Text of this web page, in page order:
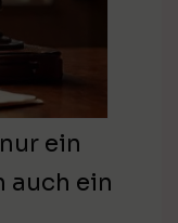
ein
auch ein